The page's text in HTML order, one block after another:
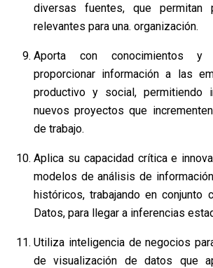
diversas fuentes, que permitan
relevantes para una. organización.
Aporta con conocimientos y
proporcionar información a las
productivo y social, permitiendo
nuevos proyectos que
de trabajo.
Aplica su capacidad crítica e
modelos de análisis de
históricos, trabajando en conjunto
Datos, para llegar a inferencias
Utiliza inteligencia de negocios
de visualización de datos que